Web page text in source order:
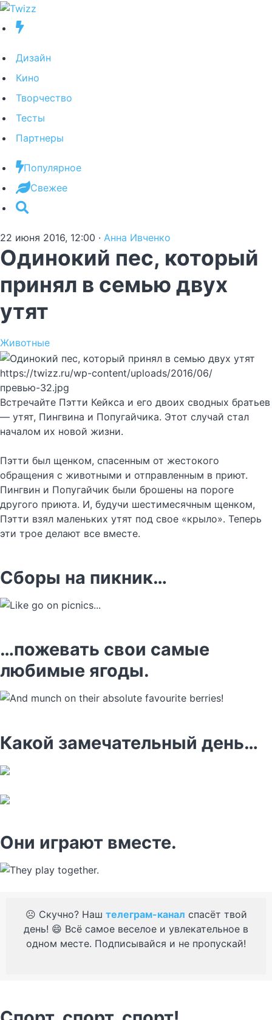
Дизайн
Кино
Творчество
Тесты
Партнеры
Популярное
Свежее
22 июня 2016, 12:00 · Анна Ивченко
Одинокий пес, который
принял в семью двух
утят
Животные
https://twizz.ru/wp-content/uploads/2016/06/
превью-32.jpg
Встречайте Пэтти Кейкса и его двоих сводных братьев
— утят, Пингвина и Попугайчика. Этот случай стал
началом их новой жизни.
Пэтти был щенком, спасенным от жестокого
обращения с животными и отправленным в приют.
Пингвин и Попугайчик были брошены на пороге
другого приюта. И, будучи шестимесячным щенком,
Пэтти взял маленьких утят под свое «крыло». Теперь
эти трое делают все вместе.
Сборы на пикник…
…пожевать свои самые
любимые ягоды.
Какой замечательный день…
Они играют вместе.
☹️ Скучно? Наш телеграм-канал спасёт твой
день! 😄 Всё самое веселое и увлекательное в
одном месте. Подписывайся и не пропускай!